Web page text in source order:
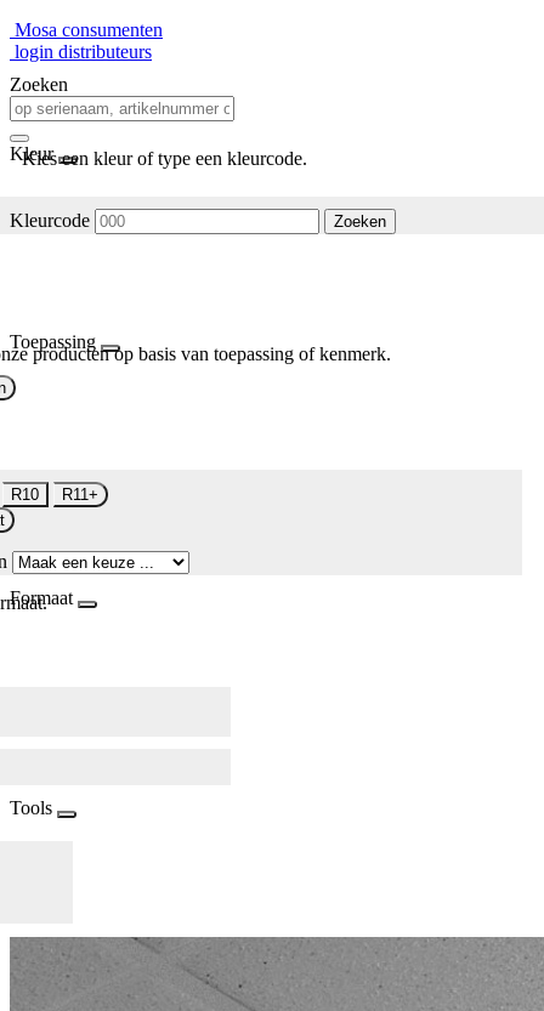
Mosa consumenten
login distributeurs
Zoeken
Kleur
Kies een kleur of type een kleurcode.
Kleurcode Zoeken
Toepassing
producten op basis van toepassing of kenmerk.
R10
R11+
Formaat
Tools